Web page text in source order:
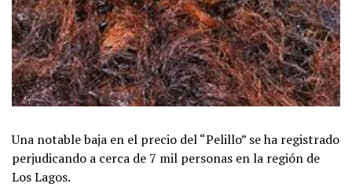
Una notable baja en el precio del “Pelillo” se ha registrado
perjudicando a cerca de 7 mil personas en la región de
Los Lagos.